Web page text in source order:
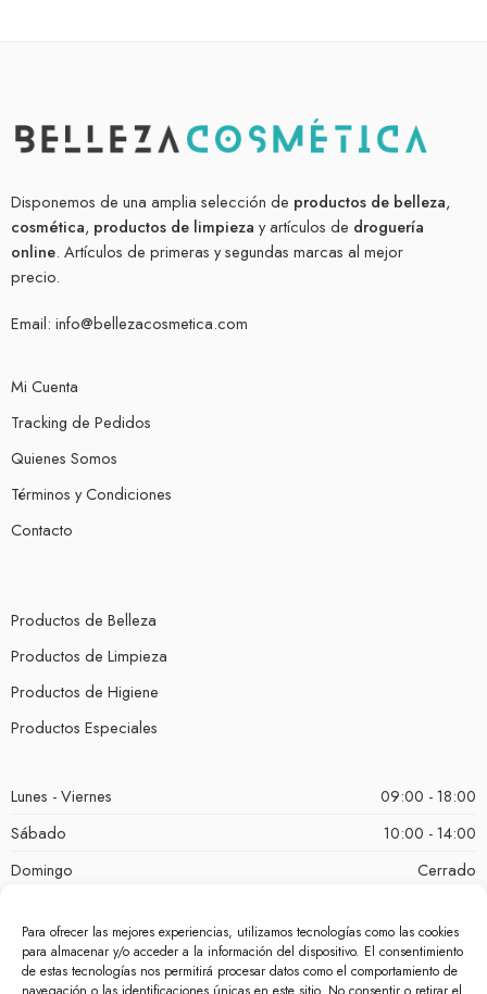
Para ofrecer las mejores experiencias, utilizamos tecnologías como las cookies
para almacenar y/o acceder a la información del dispositivo. El consentimiento
de estas tecnologías nos permitirá procesar datos como el comportamiento de
Disponemos de una amplia selección de productos de belleza,
cosmética, productos de limpieza y artículos de droguería
online. Artículos de primeras y segundas marcas al mejor
precio.
Email: info@bellezacosmetica.com
Mi Cuenta
Tracking de Pedidos
Quienes Somos
Términos y Condiciones
Contacto
Productos de Belleza
Productos de Limpieza
Productos de Higiene
Productos Especiales
Lunes - Viernes
09:00 - 18:00
Sábado
10:00 - 14:00
Domingo
Cerrado